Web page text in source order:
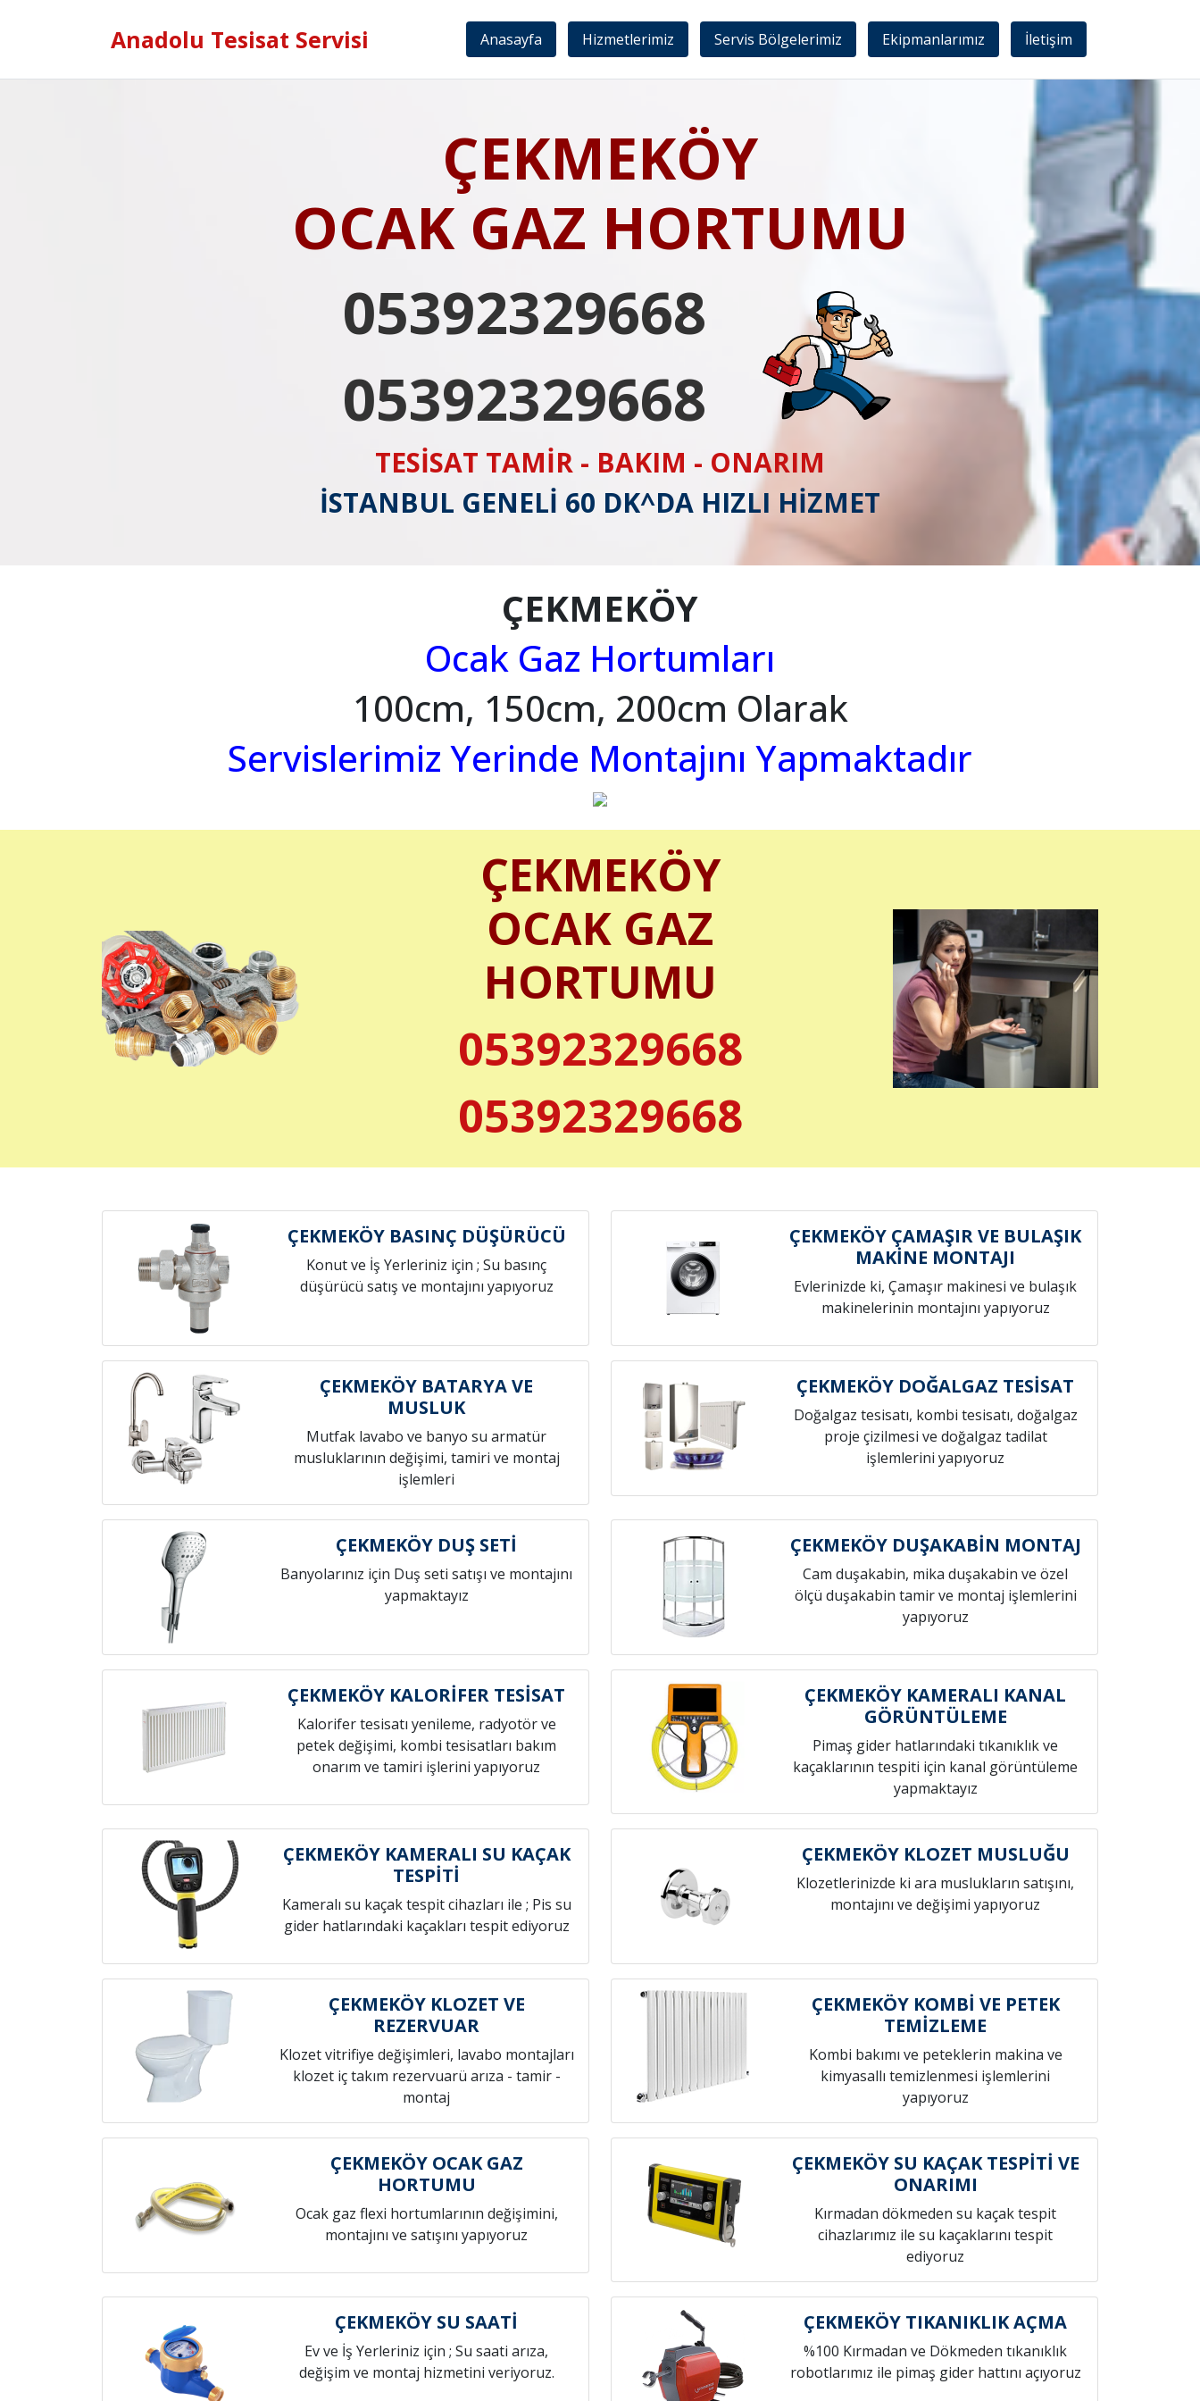
Anadolu Tesisat Servisi Anasayfa Hizmetlerimiz Servis Bölgelerimiz Ekipmanlarımız İletişim
ÇEKMEKÖY
OCAK GAZ HORTUMU
05392329668
05392329668
TESİSAT TAMİR - BAKIM - ONARIM
İSTANBUL GENELİ 60 DK^DA HIZLI HİZMET
ÇEKMEKÖY
Ocak Gaz Hortumları
100cm, 150cm, 200cm Olarak
Servislerimiz Yerinde Montajını Yapmaktadır
ÇEKMEKÖY
OCAK GAZ
HORTUMU
05392329668
05392329668
ÇEKMEKÖY BASINÇ DÜŞÜRÜCÜ
Konut ve İş Yerleriniz için ; Su basınç
düşürücü satış ve montajını yapıyoruz
ÇEKMEKÖY ÇAMAŞIR VE BULAŞIK
MAKİNE MONTAJI
Evlerinizde ki, Çamaşır makinesi ve bulaşık
makinelerinin montajını yapıyoruz
ÇEKMEKÖY BATARYA VE
MUSLUK
Mutfak lavabo ve banyo su armatür
musluklarının değişimi, tamiri ve montaj
işlemleri
ÇEKMEKÖY DOĞALGAZ TESİSAT
Doğalgaz tesisatı, kombi tesisatı, doğalgaz
proje çizilmesi ve doğalgaz tadilat
işlemlerini yapıyoruz
ÇEKMEKÖY DUŞ SETİ
Banyolarınız için Duş seti satışı ve montajını
yapmaktayız
ÇEKMEKÖY DUŞAKABİN MONTAJ
Cam duşakabin, mika duşakabin ve özel
ölçü duşakabin tamir ve montaj işlemlerini
yapıyoruz
ÇEKMEKÖY KALORİFER TESİSAT
Kalorifer tesisatı yenileme, radyotör ve
petek değişimi, kombi tesisatları bakım
onarım ve tamiri işlerini yapıyoruz
ÇEKMEKÖY KAMERALI KANAL
GÖRÜNTÜLEME
Pimaş gider hatlarındaki tıkanıklık ve
kaçaklarının tespiti için kanal görüntüleme
yapmaktayız
ÇEKMEKÖY KAMERALI SU KAÇAK
TESPİTİ
Kameralı su kaçak tespit cihazları ile ; Pis su
gider hatlarındaki kaçakları tespit ediyoruz
ÇEKMEKÖY KLOZET MUSLUĞU
Klozetlerinizde ki ara muslukların satışını,
montajını ve değişimi yapıyoruz
ÇEKMEKÖY KLOZET VE
REZERVUAR
Klozet vitrifiye değişimleri, lavabo montajları
klozet iç takım rezervuarü arıza - tamir -
montaj
ÇEKMEKÖY KOMBİ VE PETEK
TEMİZLEME
Kombi bakımı ve peteklerin makina ve
kimyasallı temizlenmesi işlemlerini
yapıyoruz
ÇEKMEKÖY OCAK GAZ
HORTUMU
Ocak gaz flexi hortumlarının değişimini,
montajını ve satışını yapıyoruz
ÇEKMEKÖY SU KAÇAK TESPİTİ VE
ONARIMI
Kırmadan dökmeden su kaçak tespit
cihazlarımız ile su kaçaklarını tespit
ediyoruz
ÇEKMEKÖY SU SAATİ
Ev ve İş Yerleriniz için ; Su saati arıza,
değişim ve montaj hizmetini veriyoruz.
ÇEKMEKÖY TIKANIKLIK AÇMA
%100 Kırmadan ve Dökmeden tıkanıklık
robotlarımız ile pimaş gider hattını açıyoruz